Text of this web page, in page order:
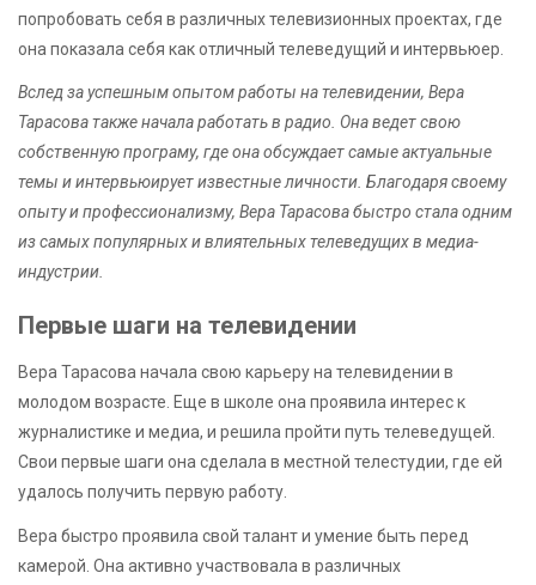
попробовать себя в различных телевизионных проектах, где
она показала себя как отличный телеведущий и интервьюер.
Вслед за успешным опытом работы на телевидении, Вера
Тарасова также начала работать в радио. Она ведет свою
собственную програму, где она обсуждает самые актуальные
темы и интервьюирует известные личности. Благодаря своему
опыту и профессионализму, Вера Тарасова быстро стала одним
из самых популярных и влиятельных телеведущих в медиа-
индустрии.
Первые шаги на телевидении
Вера Тарасова начала свою карьеру на телевидении в
молодом возрасте. Еще в школе она проявила интерес к
журналистике и медиа, и решила пройти путь телеведущей.
Свои первые шаги она сделала в местной телестудии, где ей
удалось получить первую работу.
Вера быстро проявила свой талант и умение быть перед
камерой. Она активно участвовала в различных